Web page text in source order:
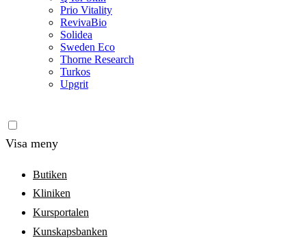
Prio Vitality
RevivaBio
Solidea
Sweden Eco
Thorne Research
Turkos
Upgrit
Visa meny
Butiken
Kliniken
Kursportalen
Kunskapsbanken